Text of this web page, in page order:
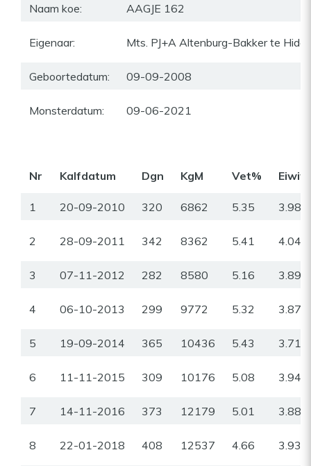
Naam koe: AAGJE 162
Eigenaar: Mts. PJ+A Altenburg-Bakker te
Geboortedatum: 09-09-2008
Monsterdatum: 09-06-2021
Nr Kalfdatum Dgn KgM Vet%
1 20-09-2010 320 6862 5.35 3.98
2 28-09-2011 342 8362 5.41 4.04
3 07-11-2012 282 8580 5.16 3.89
4 06-10-2013 299 9772 5.32 3.87
5 19-09-2014 365 10436 5.43 3.71
6 11-11-2015 309 10176 5.08 3.94
7 14-11-2016 373 12179 5.01 3.88
8 22-01-2018 408 12537 4.66 3.93